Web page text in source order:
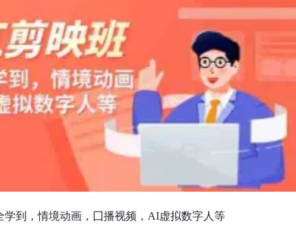
学到，情境动画，囗播视频，AI虚拟数字人等